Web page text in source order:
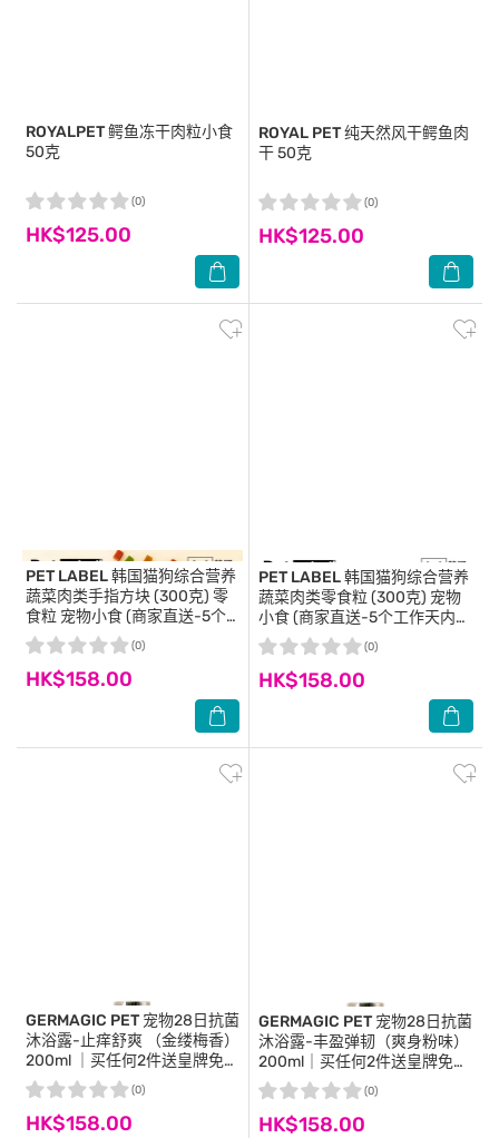
ROYALPET鳄鱼冻干肉粒小食
50克
HK$125.00
(0)
ROYAL PET纯天然风干鳄鱼肉
干 50克
HK$125.00
(0)
PET LABEL韩国猫狗综合营养
蔬菜肉类手指方块 (300克) 零
食粒 宠物小食 (商家直送-5个
工作天内送到府上；满$500免
运)
HK$158.00
(0)
PET LABEL韩国猫狗综合营养
蔬菜肉类零食粒 (300克) 宠物
小食 (商家直送-5个工作天内送
到府上；满$500免运)
HK$158.00
(0)
GERMAGIC PET 宠物28日抗菌
沐浴露-止痒舒爽 （金缕梅香）
200ml ｜买任何2件送皇牌免冲
洁净手套乙片｜商家直送-5個
工作天內送到府上
HK$158.00
(0)
GERMAGIC PET 宠物28日抗菌
沐浴露-丰盈弹韧（爽身粉味）
200ml｜买任何2件送皇牌免冲
洁净手套乙片｜ 商家直送-5個
工作天內送到府上
HK$158.00
(0)